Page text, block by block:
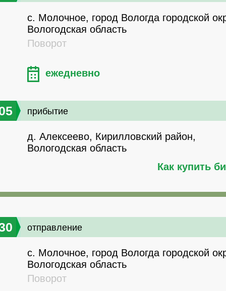
с. Молочное, город Вологда городской
Вологодская область
Поворот
ежедневно
прибытие
д. Алексеево, Кирилловский район,
Вологодская область
Как купить
отправление
с. Молочное, город Вологда городской
Вологодская область
Поворот